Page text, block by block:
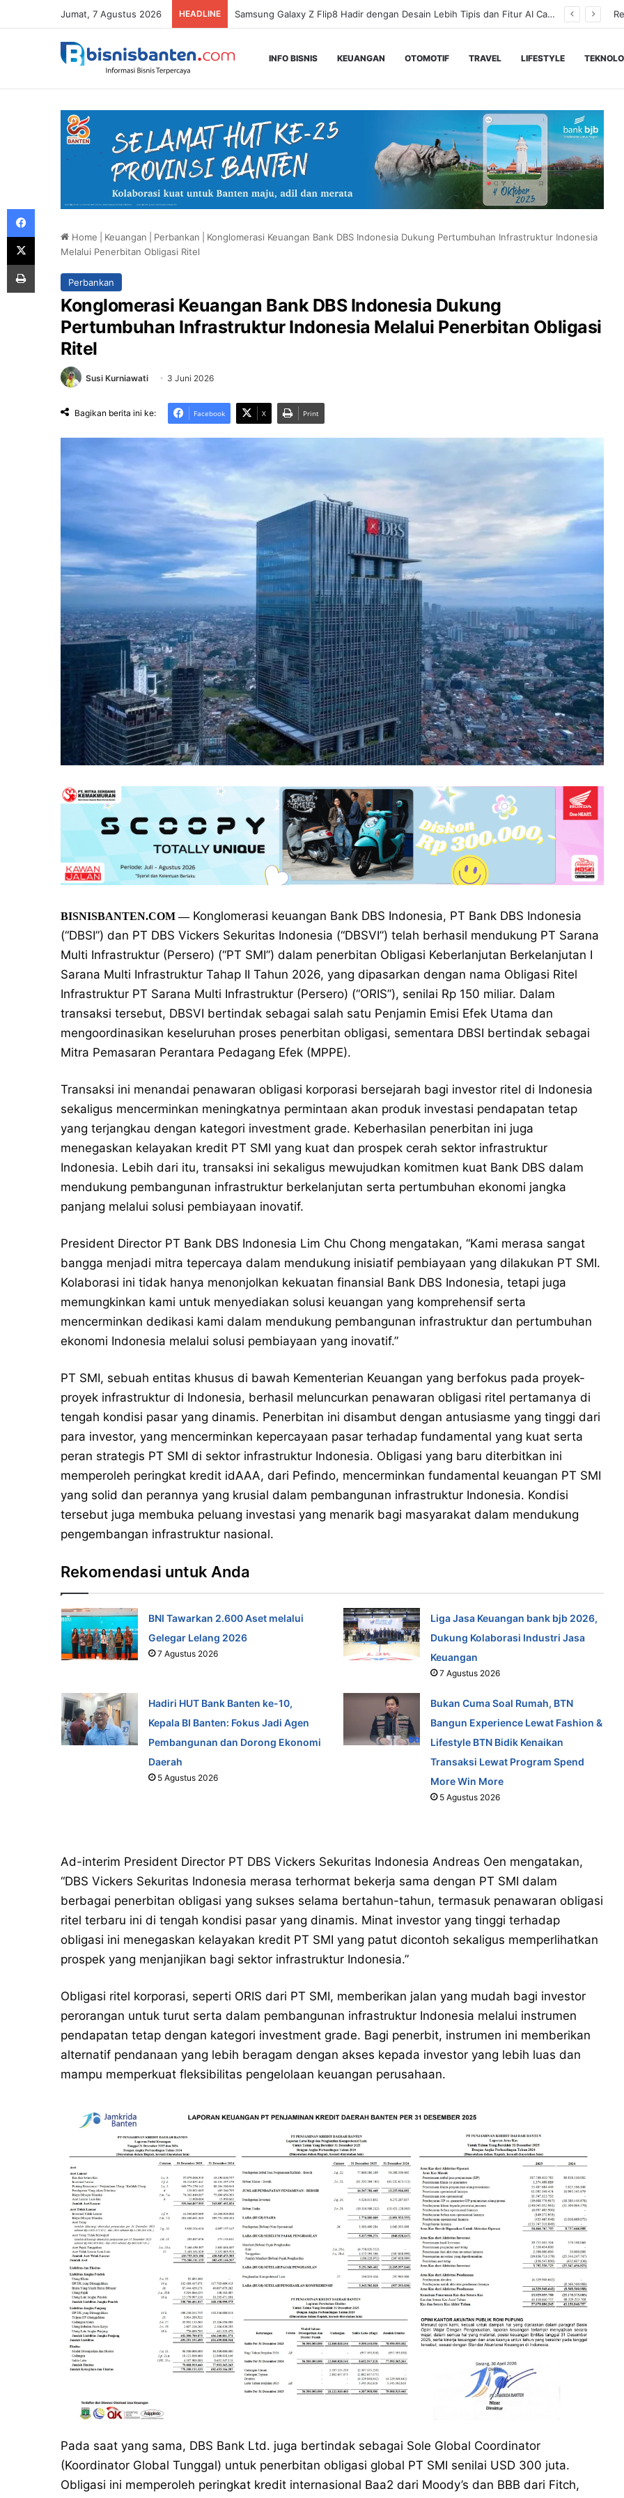
Jumat, 7 Agustus 2026 HEADLINE Samsung Galaxy Z Flip8 Hadir dengan Desain Lebih Tipis dan Fitur AI Canggih
INFO BISNIS KEUANGAN OTOMOTIF TRAVEL LIFESTYLE
Home Keuangan Perbankan
Konglomerasi Keuangan Bank DBS Indonesia Dukung Pertumbuhan Infrastruktur Indonesia
Melalui Penerbitan Obligasi Ritel
Perbankan
Konglomerasi Keuangan Bank DBS Indonesia Dukung
Pertumbuhan Infrastruktur Indonesia Melalui Penerbitan Obligasi
Ritel
Susi Kurniawati 3 Juni 2026
Bagikan berita ini ke: Facebook X Print
BISNISBANTEN.COM —Konglomerasi keuangan Bank DBS Indonesia, PT Bank DBS Indonesia
(“DBSI”) dan PT DBS Vickers Sekuritas Indonesia (“DBSVI”) telah berhasil mendukung PT Sarana
Multi Infrastruktur (Persero) (“PT SMI”) dalam penerbitan Obligasi Keberlanjutan Berkelanjutan I
Sarana Multi Infrastruktur Tahap II Tahun 2026, yang dipasarkan dengan nama Obligasi Ritel
Infrastruktur PT Sarana Multi Infrastruktur (Persero) (“ORIS”), senilai Rp 150 miliar. Dalam
transaksi tersebut, DBSVI bertindak sebagai salah satu Penjamin Emisi Efek Utama dan
mengoordinasikan keseluruhan proses penerbitan obligasi, sementara DBSI bertindak sebagai
Mitra Pemasaran Perantara Pedagang Efek (MPPE).
Transaksi ini menandai penawaran obligasi korporasi bersejarah bagi investor ritel di Indonesia
sekaligus mencerminkan meningkatnya permintaan akan produk investasi pendapatan tetap
yang terjangkau dengan kategori investment grade. Keberhasilan penerbitan ini juga
menegaskan kelayakan kredit PT SMI yang kuat dan prospek cerah sektor infrastruktur
Indonesia. Lebih dari itu, transaksi ini sekaligus mewujudkan komitmen kuat Bank DBS dalam
mendukung pembangunan infrastruktur berkelanjutan serta pertumbuhan ekonomi jangka
panjang melalui solusi pembiayaan inovatif.
President Director PT Bank DBS Indonesia Lim Chu Chong mengatakan, “Kami merasa sangat
bangga menjadi mitra tepercaya dalam mendukung inisiatif pembiayaan yang dilakukan PT SMI.
Kolaborasi ini tidak hanya menonjolkan kekuatan finansial Bank DBS Indonesia, tetapi juga
memungkinkan kami untuk menyediakan solusi keuangan yang komprehensif serta
mencerminkan dedikasi kami dalam mendukung pembangunan infrastruktur dan pertumbuhan
ekonomi Indonesia melalui solusi pembiayaan yang inovatif.”
PT SMI, sebuah entitas khusus di bawah Kementerian Keuangan yang berfokus pada proyek-
proyek infrastruktur di Indonesia, berhasil meluncurkan penawaran obligasi ritel pertamanya di
tengah kondisi pasar yang dinamis. Penerbitan ini disambut dengan antusiasme yang tinggi dari
para investor, yang mencerminkan kepercayaan pasar terhadap fundamental yang kuat serta
peran strategis PT SMI di sektor infrastruktur Indonesia. Obligasi yang baru diterbitkan ini
memperoleh peringkat kredit idAAA, dari Pefindo, mencerminkan fundamental keuangan PT SMI
yang solid dan perannya yang krusial dalam pembangunan infrastruktur Indonesia. Kondisi
tersebut juga membuka peluang investasi yang menarik bagi masyarakat dalam mendukung
pengembangan infrastruktur nasional.
Rekomendasi untuk Anda
BNI Tawarkan 2.600 Aset melalui
Gelegar Lelang 2026
7 Agustus 2026
Liga Jasa Keuangan bank bjb 2026,
Dukung Kolaborasi Industri Jasa
Keuangan
7 Agustus 2026
Hadiri HUT Bank Banten ke-10,
Kepala BI Banten: Fokus Jadi Agen
Pembangunan dan Dorong Ekonomi
Daerah
5 Agustus 2026
Bukan Cuma Soal Rumah, BTN
Bangun Experience Lewat Fashion &
Lifestyle BTN Bidik Kenaikan
Transaksi Lewat Program Spend
More Win More
5 Agustus 2026
Ad-interim President Director PT DBS Vickers Sekuritas Indonesia Andreas Oen mengatakan,
“DBS Vickers Sekuritas Indonesia merasa terhormat bekerja sama dengan PT SMI dalam
berbagai penerbitan obligasi yang sukses selama bertahun-tahun, termasuk penawaran obligasi
ritel terbaru ini di tengah kondisi pasar yang dinamis. Minat investor yang tinggi terhadap
obligasi ini menegaskan kelayakan kredit PT SMI yang patut dicontoh sekaligus memperlihatkan
prospek yang menjanjikan bagi sektor infrastruktur Indonesia.”
Obligasi ritel korporasi, seperti ORIS dari PT SMI, memberikan jalan yang mudah bagi investor
perorangan untuk turut serta dalam pembangunan infrastruktur Indonesia melalui instrumen
pendapatan tetap dengan kategori investment grade. Bagi penerbit, instrumen ini memberikan
alternatif pendanaan yang lebih beragam dengan akses kepada investor yang lebih luas dan
mampu memperkuat fleksibilitas pengelolaan keuangan perusahaan.
Pada saat yang sama, DBS Bank Ltd. juga bertindak sebagai Sole Global Coordinator
(Koordinator Global Tunggal) untuk penerbitan obligasi global PT SMI senilai USD 300 juta.
Obligasi ini memperoleh peringkat kredit internasional Baa2 dari Moody’s dan BBB dari Fitch,
Facebook